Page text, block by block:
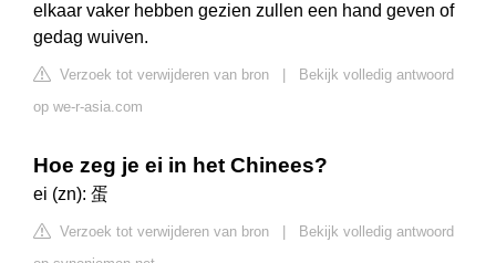
elkaar vaker hebben gezien zullen een hand geven of
gedag wuiven.
Verzoek tot verwijderen van bron
Bekijk volledig antwoord
op we-r-asia.com
Hoe zeg je ei in het Chinees?
ei (zn): 蛋
Verzoek tot verwijderen van bron
Bekijk volledig antwoord